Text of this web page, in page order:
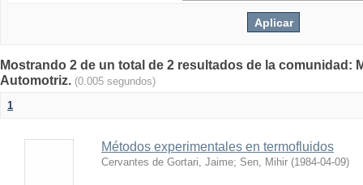
Mostrando 2 de un total de 2 resultados de la comunidad:
Automotriz. (0.005 segundos)
1
Métodos experimentales en termofluidos
Cervantes de Gortari, Jaime; Sen, Mihir (1984-04-09)